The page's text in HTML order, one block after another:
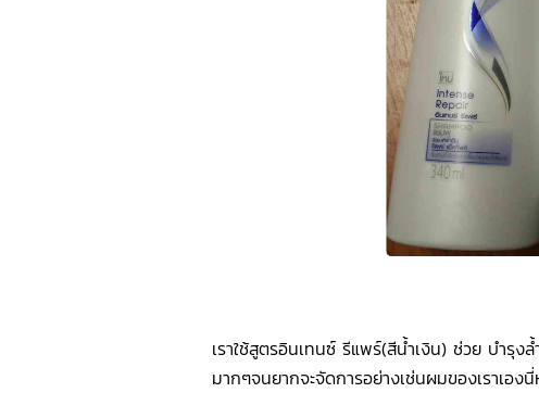
เราใช้สูตรอินเทนซ์ รีแพร์(สีน้ำเงิน) ช่วย บำรุ
มากๆจนยากจะจัดการอย่างเช่นผมของเราเองนี่